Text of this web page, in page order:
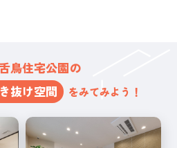
鳥住宅公園の
抜け空間 をみてみよう！